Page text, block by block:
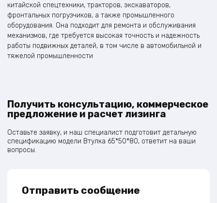
китайской спецтехники, тракторов, экскаваторов,
фронтальных погрузчиков, а также промышленного
оборудования. Она подходит для ремонта и обслуживания
механизмов, где требуется высокая точность и надежность
работы подвижных деталей, в том числе в автомобильной и
тяжелой промышленности
Получить консультацию, коммерческое
предложение и расчет лизинга
Оставьте заявку, и наш специалист подготовит детальную
спецификацию модели Втулка 65*50*80, ответит на ваши
вопросы.
Отправить сообщение